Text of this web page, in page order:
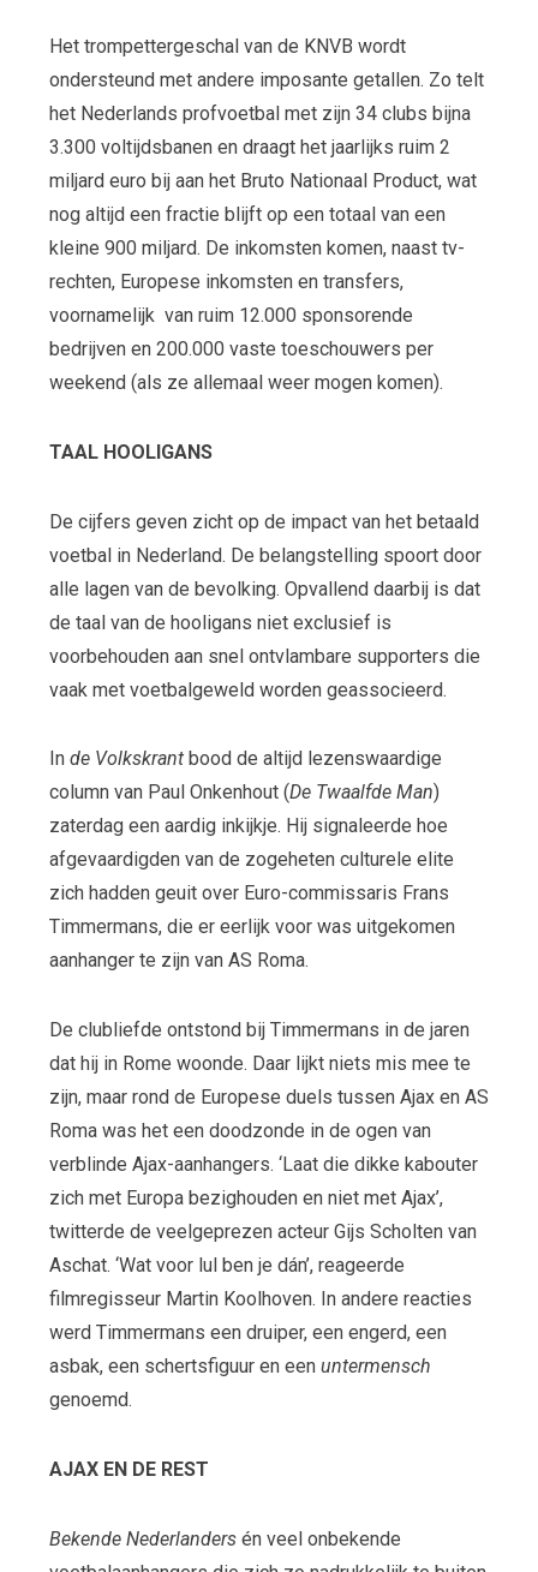
Het trompettergeschal van de KNVB wordt
ondersteund met andere imposante getallen. Zo telt
het Nederlands profvoetbal met zijn 34 clubs bijna
3.300 voltijdsbanen en draagt het jaarlijks ruim 2
miljard euro bij aan het Bruto Nationaal Product, wat
nog altijd een fractie blijft op een totaal van een
kleine 900 miljard. De inkomsten komen, naast tv-
rechten, Europese inkomsten en transfers,
voornamelijk van ruim 12.000 sponsorende
bedrijven en 200.000 vaste toeschouwers per
weekend (als ze allemaal weer mogen komen).
TAAL HOOLIGANS
De cijfers geven zicht op de impact van het betaald
voetbal in Nederland. De belangstelling spoort door
alle lagen van de bevolking. Opvallend daarbij is dat
de taal van de hooligans niet exclusief is
voorbehouden aan snel ontvlambare supporters die
vaak met voetbalgeweld worden geassocieerd.
In de Volkskrantbood de altijd lezenswaardige
column van Paul Onkenhout (De Twaalfde Man)
zaterdag een aardig inkijkje. Hij signaleerde hoe
afgevaardigden van de zogeheten culturele elite
zich hadden geuit over Euro-commissaris Frans
Timmermans, die er eerlijk voor was uitgekomen
aanhanger te zijn van AS Roma.
De clubliefde ontstond bij Timmermans in de jaren
dat hij in Rome woonde. Daar lijkt niets mis mee te
zijn, maar rond de Europese duels tussen Ajax en AS
Roma was het een doodzonde in de ogen van
verblinde Ajax-aanhangers. ‘Laat die dikke kabouter
zich met Europa bezighouden en niet met Ajax’,
twitterde de veelgeprezen acteur Gijs Scholten van
Aschat. ‘Wat voor lul ben je dán’, reageerde
filmregisseur Martin Koolhoven. In andere reacties
werd Timmermans een druiper, een engerd, een
asbak, een schertsfiguur en een untermensch
genoemd.
AJAX EN DE REST
Bekende Nederlandersén veel onbekende